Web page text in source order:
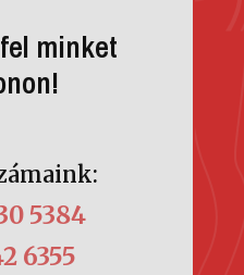
minket
5384
6355